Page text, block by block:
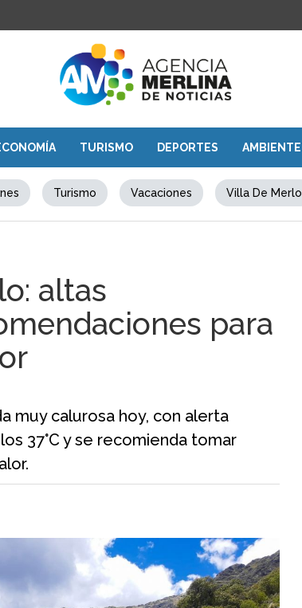
TURISMO DEPORTES AMBIENTE
Turismo Vacaciones Villa De Merlo
altas
para
muy calurosa hoy, con alerta
37°C y se recomienda tomar